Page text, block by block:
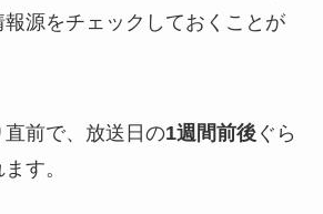
源をチェックしておくことが
前で、放送日の1週間前後ぐら
す。